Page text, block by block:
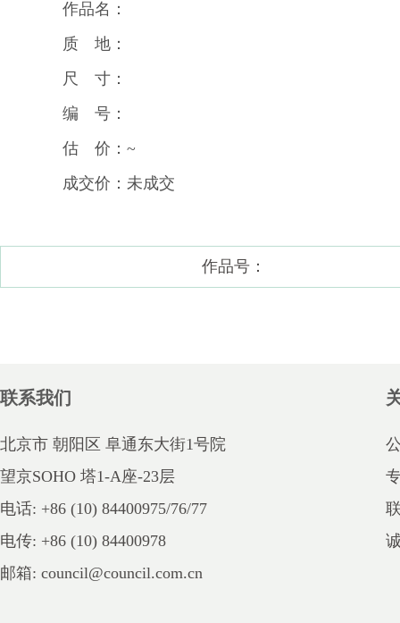
作品名：
质 地：
尺 寸：
编 号：
估 价：~
成交价：未成交
作品号：
联系我们
北京市 朝阳区 阜通东大街1号院
望京SOHO 塔1-A座-23层
电话: +86 (10) 84400975/76/77
电传: +86 (10) 84400978
邮箱: council@council.com.cn